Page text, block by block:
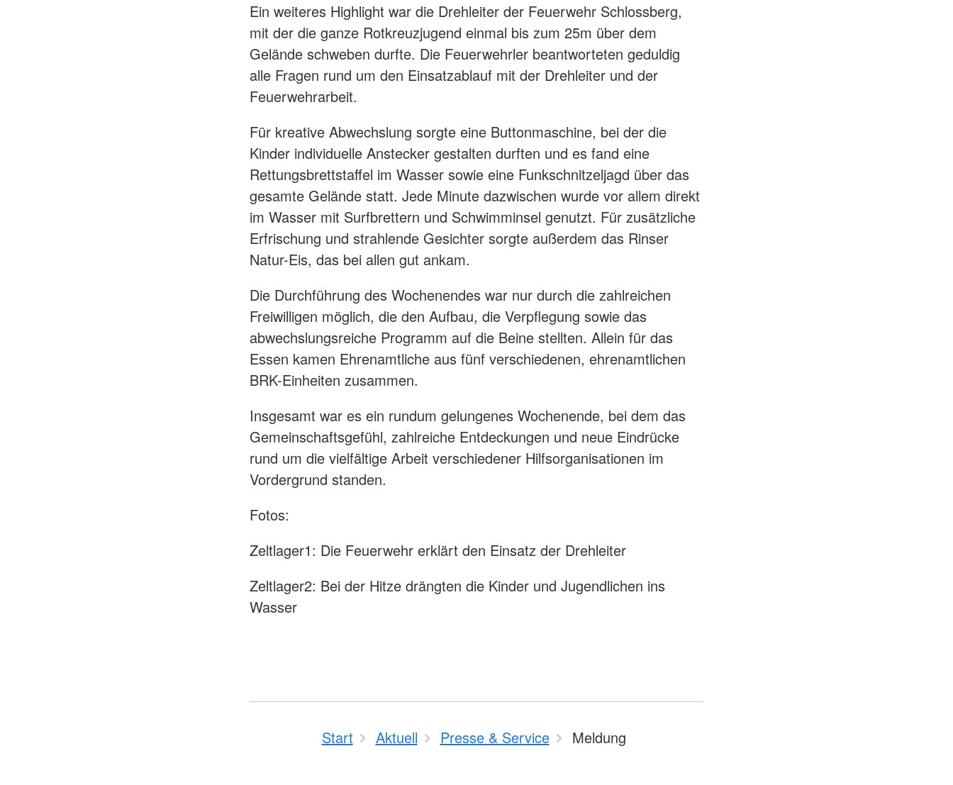
Ein weiteres Highlight war die Drehleiter der Feuerwehr Schlossberg,
mit der die ganze Rotkreuzjugend einmal bis zum 25m über dem
Gelände schweben durfte. Die Feuerwehrler beantworteten geduldig
alle Fragen rund um den Einsatzablauf mit der Drehleiter und der
Feuerwehrarbeit.
Für kreative Abwechslung sorgte eine Buttonmaschine, bei der die
Kinder individuelle Anstecker gestalten durften und es fand eine
Rettungsbrettstaffel im Wasser sowie eine Funkschnitzeljagd über das
gesamte Gelände statt. Jede Minute dazwischen wurde vor allem direkt
im Wasser mit Surfbrettern und Schwimminsel genutzt. Für zusätzliche
Erfrischung und strahlende Gesichter sorgte außerdem das Rinser
Natur-Eis, das bei allen gut ankam.
Die Durchführung des Wochenendes war nur durch die zahlreichen
Freiwilligen möglich, die den Aufbau, die Verpflegung sowie das
abwechslungsreiche Programm auf die Beine stellten. Allein für das
Essen kamen Ehrenamtliche aus fünf verschiedenen, ehrenamtlichen
BRK-Einheiten zusammen.
Insgesamt war es ein rundum gelungenes Wochenende, bei dem das
Gemeinschaftsgefühl, zahlreiche Entdeckungen und neue Eindrücke
rund um die vielfältige Arbeit verschiedener Hilfsorganisationen im
Vordergrund standen.
Fotos:
Zeltlager1: Die Feuerwehr erklärt den Einsatz der Drehleiter
Zeltlager2: Bei der Hitze drängten die Kinder und Jugendlichen ins
Wasser
Start Aktuell Presse & Service Meldung